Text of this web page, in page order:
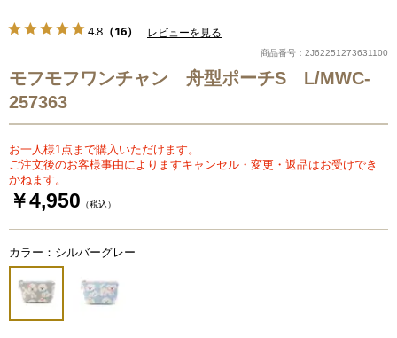
4.8 （16） レビューを見る
商品番号：2J62251273631100
モフモフワンチャン 舟型ポーチS L/MWC-
257363
お一人様1点まで購入いただけます。
ご注文後のお客様事由によりますキャンセル・変更・返品はお受けでき
かねます。
￥4,950 （税込）
カラー：シルバーグレー